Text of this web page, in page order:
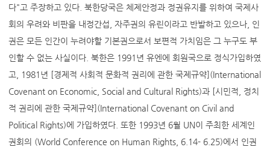
다"고 주장하고 있다. 북한당국은 체제안정과 정권유지를 위하여 국제사
회의 우려와 비판을 내정간섭, 자주권의 유린이라고 반발하고 있으나, 인
권은 모든 인간이 누려야할 기본권으로서 보편적 가치임은 그 누구도 부
인할 수 없는 사실이다. 북한은 1991년 유엔에 회원국으로 정식가입하였
고, 1981년 [경제적 사회적 문화적 권리에 관한 국제규약](International
Covenant on Economic, Social and Cultural Rights)과 [시민적, 정치
적 권리에 관한 국제규약](International Covenant on Civil and
Political Rights)에 가입하였다. 또한 1993년 6월 UN이 주최한 세계인
권회의 (World Conference on Human Rights, 6.14- 6.25)에서 인권